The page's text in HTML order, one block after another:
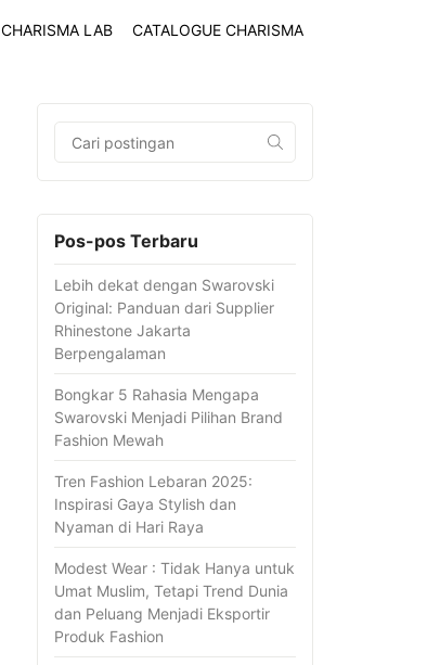
CHARISMA LAB CATALOGUE CHARISMA
Pos-pos Terbaru
Lebih dekat dengan Swarovski
Original: Panduan dari Supplier
Rhinestone Jakarta
Berpengalaman
Bongkar 5 Rahasia Mengapa
Swarovski Menjadi Pilihan Brand
Fashion Mewah
Tren Fashion Lebaran 2025:
Inspirasi Gaya Stylish dan
Nyaman di Hari Raya
Modest Wear : Tidak Hanya untuk
Umat Muslim, Tetapi Trend Dunia
dan Peluang Menjadi Eksportir
Produk Fashion